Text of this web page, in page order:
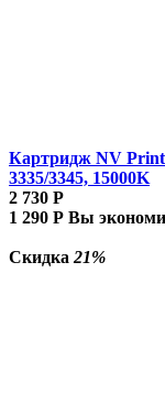
Картридж NV Print
3335/3345, 15000K
2 730 Р
1 290 Р Вы
Скидка 21%